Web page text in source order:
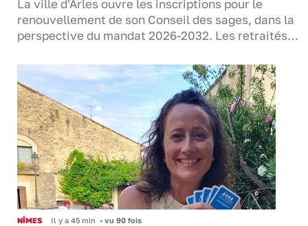
La ville d'Arles ouvre les inscriptions pour le
renouvellement de son Conseil des sages, dans la
perspective du mandat 2026-2032. Les retraités…
NÎMES Il y a 45 min • vu 90 fois